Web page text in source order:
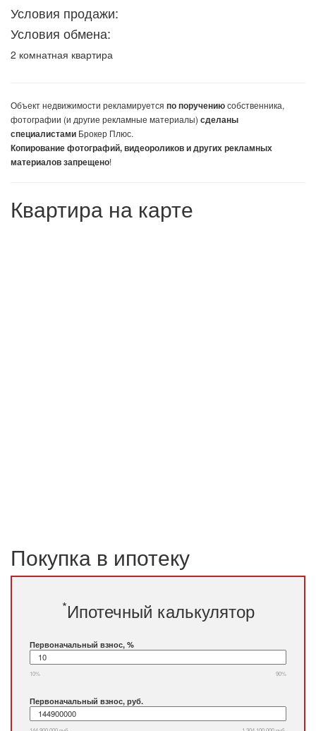
Условия продажи:
Условия обмена:
2 комнатная квартира
Объект недвижимости рекламируется по поручениюсобственника,
фотографии (и другие рекламные материалы) сделаны
специалистами Брокер Плюс.
Копирование фотографий, видеороликов и других рекламных
материалов запрещено!
Квартира на карте
Покупка в ипотеку
*Ипотечный калькулятор
Первоначальный взнос, %
10% 90%
Первоначальный взнос, руб.